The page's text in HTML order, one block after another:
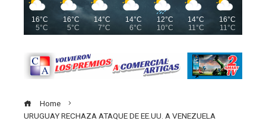
16°C
5°C
16°C
5°C
14°C
7°C
14°C
6°C
12°C
10°C
14°C
11°C
16°C
11°C
Home
URUGUAY RECHAZA ATAQUE DE EE.UU. A VENEZUELA